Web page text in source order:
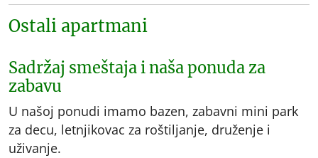
Ostali apartmani
Sadržaj smeštaja i naša ponuda za
zabavu
U našoj ponudi imamo bazen, zabavni mini park
za decu, letnjikovac za roštiljanje, druženje i
uživanje.